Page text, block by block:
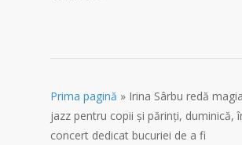
Prima pagină » Irina Sârbu redă
jazz pentru copii și părinți, duminică,
concert dedicat bucuriei de a fi